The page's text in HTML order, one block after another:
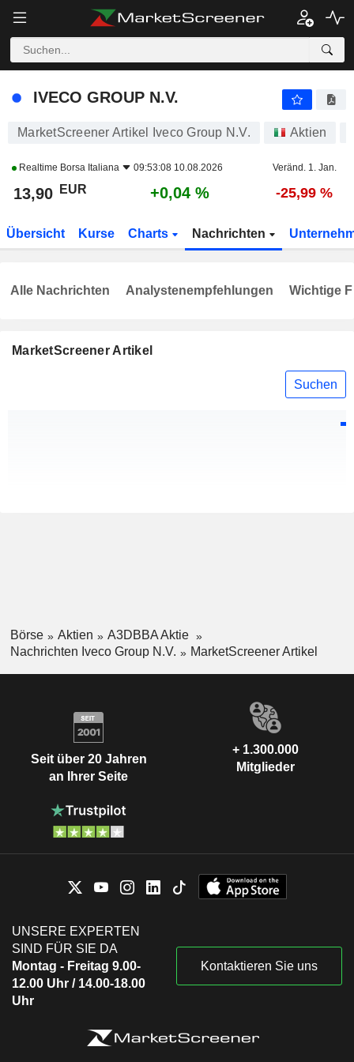
IVECO GROUP N.V.
IVECO GROUP N.V.
MarketScreener Artikel Iveco Group N.V. Aktien
Realtime Borsa Italiana 09:53:08 10.08.2026 Veränd. 1. Jan.
13,90 EUR +0,04 % -25,99 %
Übersicht Kurse Charts Nachrichten
MarketScreener Artikel
Suchen
Alle Nachrichten Analystenempfehlungen Wichtige
Börse Aktien
A3DBBA Aktie
Nachrichten Iveco Group N.V.
MarketScreener Artikel
Seit über 20 Jahren
an Ihrer Seite
+ 1.300.000
Mitglieder
UNSERE EXPERTEN
SIND FÜR SIE DA
Montag - Freitag 9.00-
12.00 Uhr / 14.00-18.00
Uhr
Kontaktieren Sie uns